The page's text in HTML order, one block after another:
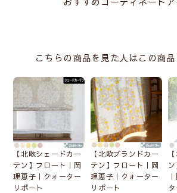
こちらの商品を見た人はこの商
【北欧シェードカー
テン】フロート｜岡
理恵子｜クォーター
リポート
【北欧ブランドカー
テン】フロート｜岡
理恵子｜クォーター
リポート